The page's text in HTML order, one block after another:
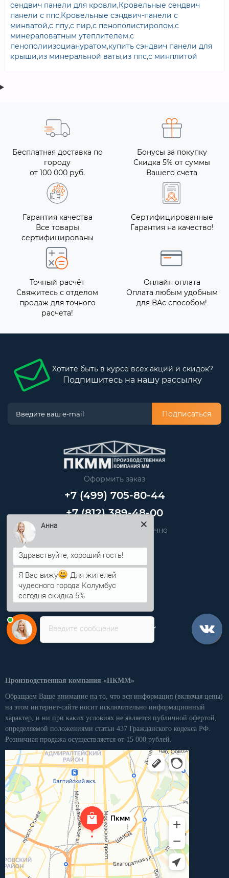
сендвич панели для кровли,Кровельные сендвич
панели с ппс,Кровельные сэндвич-панели с
минватой,с ппу,с пир,с пенополистиролом,с
минераловатным утеплителем,с
пенополиизоциануратом,купить сэндвич панели для
крыши,из минеральной ваты,из ппс,с минплитой
Бесплатная доставка по
городу
от 100 000 руб.
Бонусы за покупку
Скидка 5% от суммы
Вашего счета
Гарантия качества
Все товары
сертифицированы
Сертифицированные
Гарантия на качество!
Точный расчёт
Свяжитесь с отделом
продаж для точного
расчета!
Онлайн оплата
Оплата любым удобным
для ВАс способом!
Хотите быть в курсе всех акций и скидок?
Подпишитесь на нашу рассылку
Подписаться
Оформить заказ
+7 (499) 705-80-44
+7 (812) 389-48-00
Звоните нам круглосуточно
info@pkmm.ru
Информация
Категории
Личный кабинет
Производственная компания «ПКММ»
Обращаем Ваше внимание на то, что вся информация (включая цены)
на этом интернет-сайте носит исключительно информационный
характер, и ни при каких условиях не является публичной офертой,
определяемой положениями статьи 437 Гражданского кодекса РФ.
Розничная продажа осуществляется от 15 000 рублей.
Введите сообщение
Анна
Я Вас вижу
Для жителей
чудесного города Колумбус
сегодня скидка 5%